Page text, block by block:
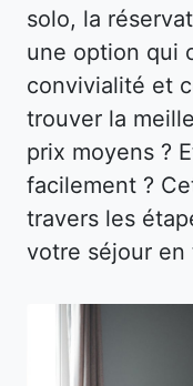
solo, la
une option qui
convivialité et
trouver la
prix moyens ?
facilement ?
travers les
votre séjour